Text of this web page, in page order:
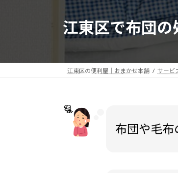
江東区で布団
江東区の便利屋｜おまかせ本舗 サービ
布団や毛布